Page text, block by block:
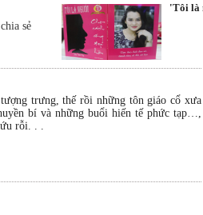
sẻ
'Tôi là
trưng, thế rồi những tôn giáo cổ xưa
bí và những buổi hiến tế phức tạp…,
rỗi. . .
Thư mời